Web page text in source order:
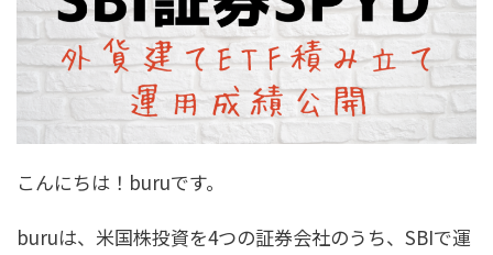
こんにちは！buruです。
buruは、米国株投資を4つの証券会社のうち、SBIで運